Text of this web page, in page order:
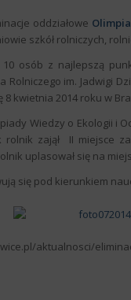
oddziałowe
szkół rolniczych,
osób z najlepszą
Rolniczego im. Jadwigi
kwietnia 2014 roku w
Wiedzy o Ekologii i
rolnik zajął
II miejsce
uplasował się na
się pod kierunkiem
aktualnosci/